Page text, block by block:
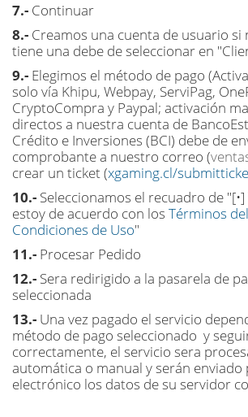
7.- Continuar
8.- Creamos una cuenta de usuario si
tiene una debe de seleccionar en
9.- Elegimos el método de pago
solo vía Khipu, Webpay, ServiPag,
CryptoCompra y Paypal; activación
directos a nuestra cuenta de
Crédito e Inversiones (BCI) debe de
comprobante a nuestro correo (
crear un ticket (xgaming.cl/
10.- Seleccionamos el recuadro de
estoy de acuerdo con los Términos
Condiciones de Uso"
11.- Procesar Pedido
12.- Sera redirigido a la pasarela de
seleccionada
13.- Una vez pagado el servicio
método de pago seleccionado y
correctamente, el servicio sera
automática o manual y serán
electrónico los datos de su servidor